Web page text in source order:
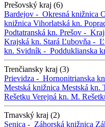
Prešovský kraj (6)
Bardejov - Okresná knižnica
knižnica Vihorlatská kn.
Podtatranská kn. Prešov -
Krajská kn. Stará Ľubovňa -
kn. Svidník - Podduklianska
Trenčiansky kraj (3)
Prievidza - Hornonitrianska
Mestská knižnica Mestská kn.
Rešetku Verejná kn. M.
Trnavský kraj (2)
Senica - Záhorská knižnica